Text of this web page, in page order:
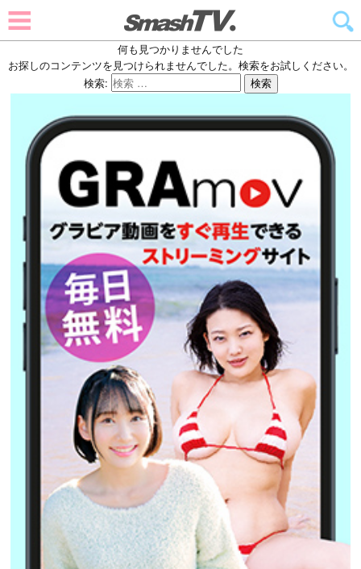
何も見つかりませんでした
お探しのコンテンツを見つけられませんでした。検索をお試しください。
検索:
検索